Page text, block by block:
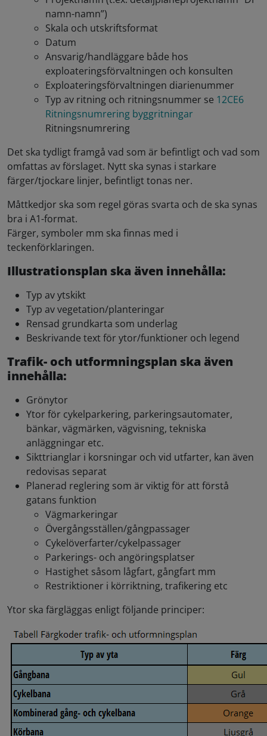
namn-namn”)
Skala och utskriftsformat
Datum
Ansvarig/handläggare både hos
exploateringsförvaltningen och konsulten
Exploateringsförvaltningen diarienummer
Typ av ritning och ritningsnummer se 12CE6
Ritningsnumrering byggritningar
Ritningsnumrering
Det ska tydligt framgå vad som är befintligt och vad som
omfattas av förslaget. Nytt ska synas i starkare
färger/tjockare linjer, befintligt tonas ner.
Måttkedjor ska som regel göras svarta och de ska synas
bra i A1-format.
Färger, symboler mm ska finnas med i
teckenförklaringen.
Illustrationsplan ska även innehålla:
Typ av ytskikt
Typ av vegetation/planteringar
Rensad grundkarta som underlag
Beskrivande text för ytor/funktioner och legend
Trafik- och utformningsplan ska även
innehålla:
Grönytor
Ytor för cykelparkering, parkeringsautomater,
bänkar, vägmärken, vägvisning, tekniska
anläggningar etc.
Sikttrianglar i korsningar och vid utfarter, kan även
redovisas separat
Planerad reglering som är viktig för att förstå
gatans funktion
Vägmarkeringar
Övergångsställen/gångpassager
Cykelöverfarter/cykelpassager
Parkerings- och angöringsplatser
Hastighet såsom lågfart, gångfart mm
Restriktioner i körriktning, trafikering etc
Ytor ska färgläggas enligt följande principer: